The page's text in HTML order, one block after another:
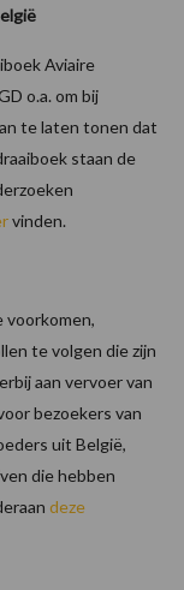
Aviaire
o.a. om bij
te laten tonen dat
staan de
vinden.
voorkomen,
te volgen die zijn
aan vervoer van
bezoekers van
uit België,
die hebben
deze